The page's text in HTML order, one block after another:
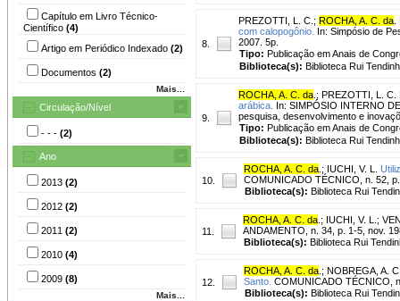
Capítulo em Livro Técnico-
Científico (4)
Artigo em Periódico Indexado (2)
Documentos (2)
Mais...
Circulação/Nível
- - - (2)
Ano
2013 (2)
2012 (2)
2011 (2)
2010 (4)
2009 (8)
Mais...
8.
PREZOTTI, L. C. ; ROCHA, A. C. da
com calopogônio. In: Simpósio de
2007. 5p.
Tipo: Publicação em Anais de
Biblioteca(s): Biblioteca Rui
9.
ROCHA, A. C. da ; PREZOTTI, L. C.
arábica. In: SIMPÓSIO INTERNO
pesquisa, desenvolvimento e
Tipo: Publicação em Anais de
Biblioteca(s): Biblioteca Rui
10.
ROCHA, A. C. da ; IUCHI, V. L.
COMUNICADO TÉCNICO, n. 52,
Biblioteca(s): Biblioteca Rui
11.
ROCHA, A. C. da ; IUCHI, V. L. ;
ANDAMENTO, n. 34, p. 1-5, nov.
Biblioteca(s): Biblioteca Rui
12.
ROCHA, A. C. da ; NOBREGA, A.
Santo. COMUNICADO TÉCNICO,
Biblioteca(s): Biblioteca Rui